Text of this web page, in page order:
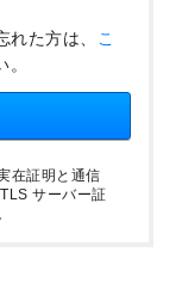
た方は、 こ
在証明と通信
サーバー証